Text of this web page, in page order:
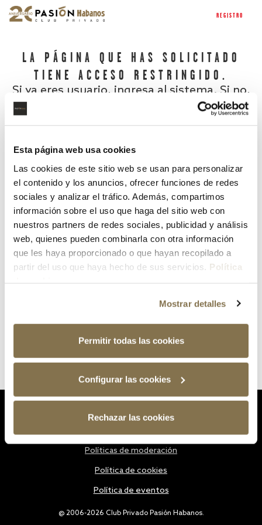
Esta página web usa cookies
Las cookies de este sitio web se usan para personalizar
el contenido y los anuncios, ofrecer funciones de redes
sociales y analizar el tráfico. Además, compartimos
información sobre el uso que haga del sitio web con
nuestros partners de redes sociales, publicidad y análisis
web, quienes pueden combinarla con otra información
que les haya proporcionado o que hayan recopilado a
partir del uso que haya hecho de sus servicios. Política
Mostrar detalles
Permitir todas las cookies
Configurar las cookies
Rechazar las cookies
REGISTRO
LA PÁGINA QUE HAS SOLICITADO
TIENE ACCESO RESTRINGIDO.
Si ya eres usuario, ingresa al sistema. Si no,
¿Has olvidado tu contraseña?
@ 2006-2026 Club Privado Pasión Habanos.
Políticas de moderación
Política de cookies
Política de eventos